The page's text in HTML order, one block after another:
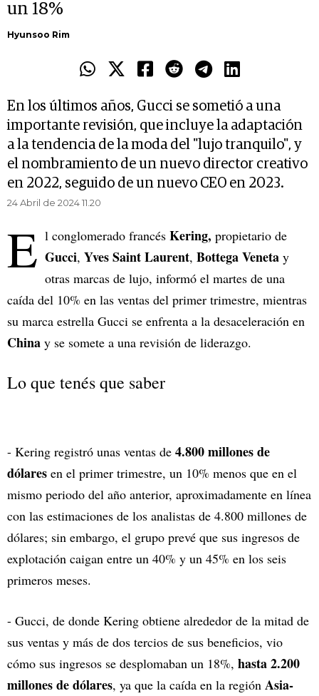
un 18%
Hyunsoo Rim
En los últimos años, Gucci se sometió a una
importante revisión, que incluye la adaptación
a la tendencia de la moda del "lujo tranquilo", y
el nombramiento de un nuevo director creativo
en 2022, seguido de un nuevo CEO en 2023.
24 Abril de 2024 11.20
E l conglomerado francés Kering, propietario de
Gucci, Yves Saint Laurent, Bottega Veneta y
otras marcas de lujo, informó el martes de una
caída del 10% en las ventas del primer trimestre, mientras
su marca estrella Gucci se enfrenta a la desaceleración en
China y se somete a una revisión de liderazgo.
Lo que tenés que saber
- Kering registró unas ventas de 4.800 millones de
dólares en el primer trimestre, un 10% menos que en el
mismo periodo del año anterior, aproximadamente en línea
con las estimaciones de los analistas de 4.800 millones de
dólares; sin embargo, el grupo prevé que sus ingresos de
explotación caigan entre un 40% y un 45% en los seis
primeros meses.
- Gucci, de donde Kering obtiene alrededor de la mitad de
sus ventas y más de dos tercios de sus beneficios, vio
cómo sus ingresos se desplomaban un 18%, hasta 2.200
millones de dólares, ya que la caída en la región Asia-